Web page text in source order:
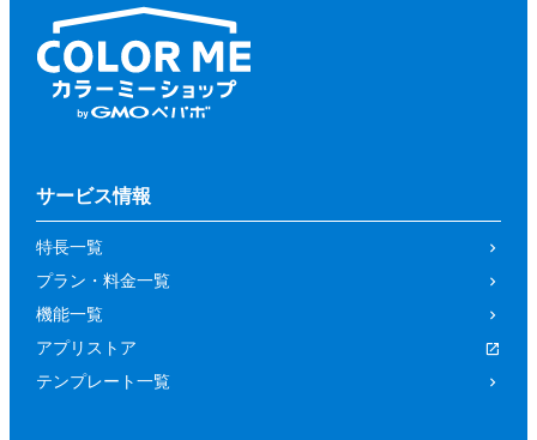
て、参加申込みの拒否、参加の取り消しを
いつでもできるものとします。
前項に基づく措置を行う場合、当社は、そ
の理由等を参加者に開示する義務を負わな
第２項に基づく、参加申込みの拒否、参加
の取り消しによって、参加者又は第三者が
被った損害等について、当社は一切の責任
を負わないものとします。
第４条（参加資格）
参加者は、当社所定の方法により申し込み
を行った方であって、本イベントの開催趣
サービス情報
特長一覧
プラン・料金一覧
機能一覧
アプリストア
テンプレート一覧